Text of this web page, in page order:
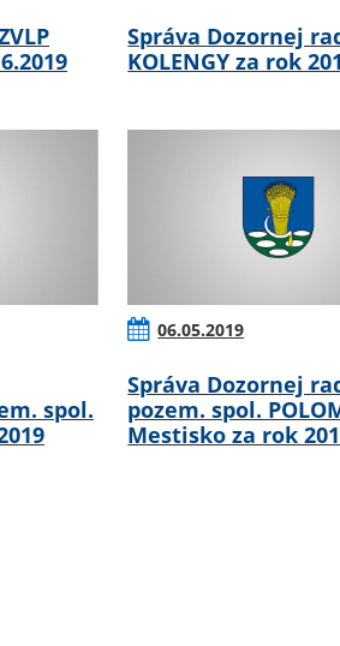
Správa Dozornej
KOLENGY za rok
spol.
06.05.2019
Správa Dozornej
pozem. spol.
Mestisko za rok